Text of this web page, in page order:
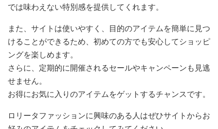
せません。
ロリータファッションに興味のある人はぜひサイトからお
好みのアイテムをチェックしてみてください。
ロリータファッション専門通販LITALITAへ進む